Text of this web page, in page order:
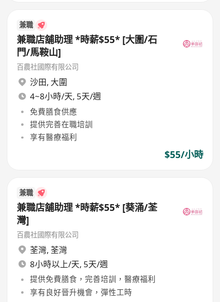
兼職
兼職店舖助理 *時薪$55* [大圍/石
門/馬鞍山]
百農社國際有限公司
沙田, 大圍
4~8小時/天, 5天/週
免費膳食供應
提供完善在職培訓
享有醫療福利
$55/小時
兼職
兼職店舖助理 *時薪$55* [葵涌/荃
灣]
百農社國際有限公司
荃灣, 荃灣
8小時以上/天, 5天/週
提供免費膳食，完善培訓，醫療福利
享有良好晉升機會，彈性工時